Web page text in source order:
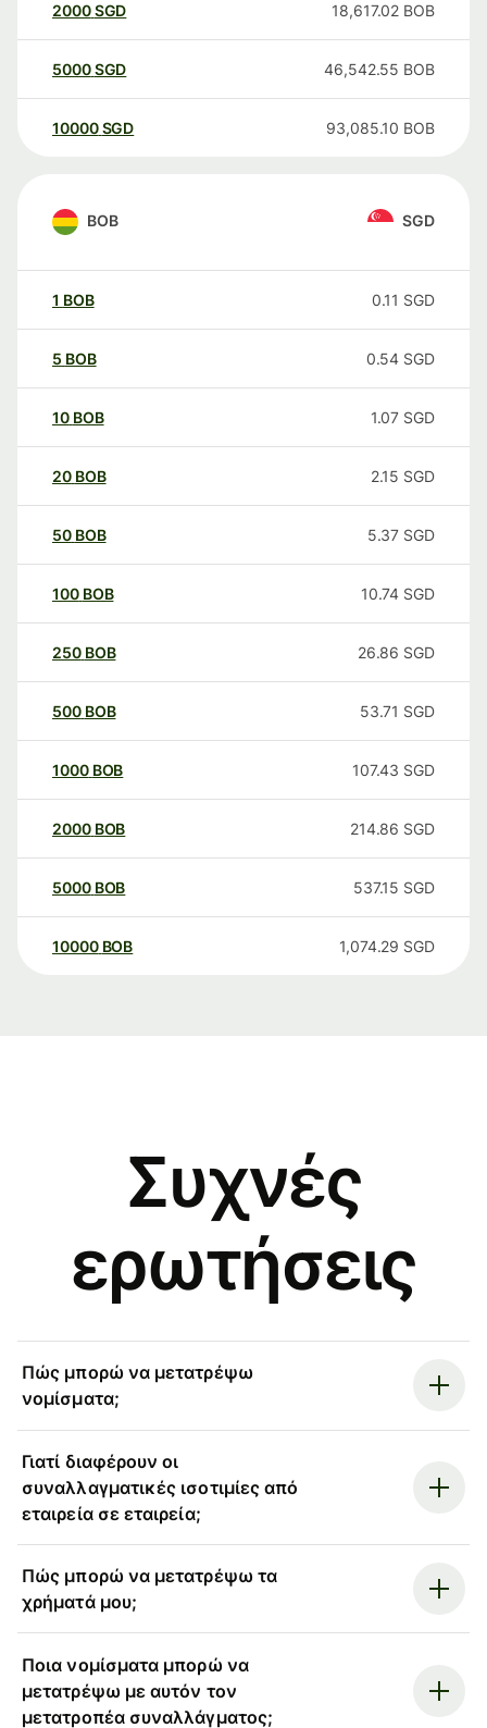
2000SGD 18,617.02 BOB
5000SGD 46,542.55 BOB
10000 SGD 93,085.10 BOB
BOB SGD
1 BOB 0.11 SGD
5 BOB 0.54 SGD
10 BOB 1.07 SGD
20 BOB 2.15 SGD
50 BOB 5.37 SGD
100 BOB 10.74 SGD
250 BOB 26.86 SGD
500 BOB 53.71 SGD
1000 BOB 107.43 SGD
2000 BOB 214.86 SGD
5000 BOB 537.15 SGD
10000 BOB 1,074.29 SGD
Συχνές
ερωτήσεις
Πώς μπορώ να μετατρέψω
νομίσματα;
Γιατί διαφέρουν οι
συναλλαγματικές ισοτιμίες από
εταιρεία σε εταιρεία;
Πώς μπορώ να μετατρέψω τα
χρήματά μου;
Ποια νομίσματα μπορώ να
μετατρέψω με αυτόν τον
μετατροπέα συναλλάγματος;